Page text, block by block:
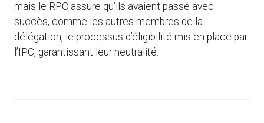
mais le RPC assure qu’ils avaient passé avec
succès, comme les autres membres de la
délégation, le processus d’éligibilité mis en place par
l’IPC, garantissant leur neutralité.